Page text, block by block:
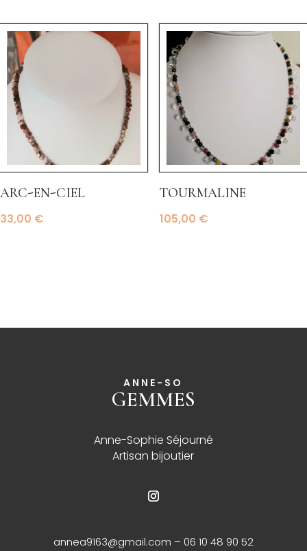
arc-en-ciel
33,00 €
tourmaline
105,00 €
ANNE-SO
GEMMES
Anne-Sophie Séjourné
Artisan bijoutier
annea9163@gmail.com – 06 10 48 90 52